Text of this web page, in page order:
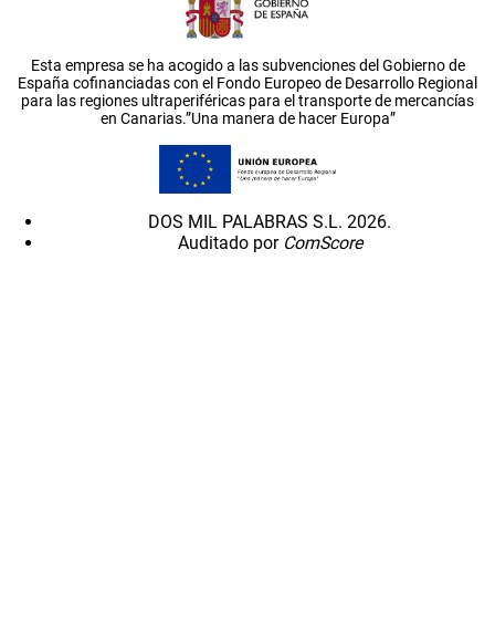
Esta empresa se ha acogido a las subvenciones del Gobierno de
España cofinanciadas con el Fondo Europeo de Desarrollo Regional
para las regiones ultraperiféricas para el transporte de mercancías
en Canarias.”Una manera de hacer Europa”
DOS MIL PALABRAS S.L. 2026.
Auditado por ComScore